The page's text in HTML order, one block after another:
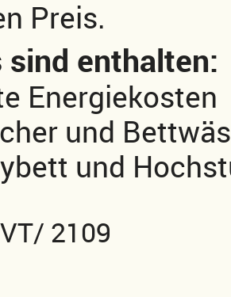
Preis.
sind enthalten:
Energiekosten
und
und
2109